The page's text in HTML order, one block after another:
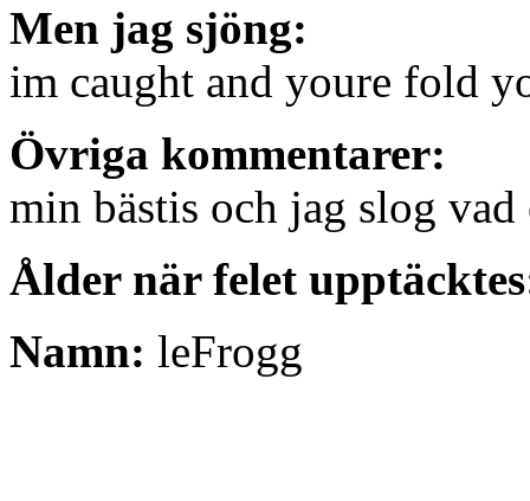
Men jag sjöng:
im caught and youre fold
Övriga kommentarer:
min bästis och jag slog
Ålder när felet
Namn: leFrogg